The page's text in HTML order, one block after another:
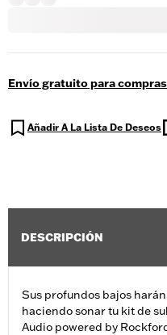
Envío gratuito para
Añadir A La Lista De Deseos
DESCRIPCIÓN
Sus profundos bajos
haciendo sonar tu kit de
Audio powered by